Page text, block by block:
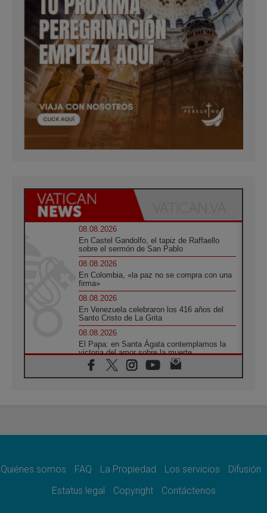
08.08.2026
En Castel Gandolfo, el tapiz de Raffaello
sobre el sermón de San Pablo
08.08.2026
En Colombia, «la paz no se compra con una
firma»
08.08.2026
En Venezuela celebraron los 416 años del
Santo Cristo de La Grita
08.08.2026
El Papa: en Santa Ágata contemplamos la
victoria del amor sobre la muerte
08.08.2026
León XIV visitará el Santuario de la Madre
07.08.2026
07.08.2026
el compromiso del cristiano"
Quiénes somos FAQ La Propiedad Los servicios
Difusión
Estatus legal
Copyright Contáctenos